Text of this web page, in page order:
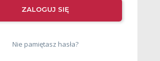
Nie pamiętasz hasła?